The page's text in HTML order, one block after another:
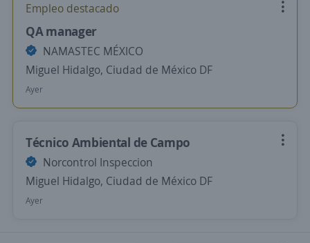
Empleo destacado
QA manager
NAMASTEC MÉXICO
Miguel Hidalgo, Ciudad de México DF
Ayer
Técnico Ambiental de Campo
Norcontrol Inspeccion
Miguel Hidalgo, Ciudad de México DF
Ayer